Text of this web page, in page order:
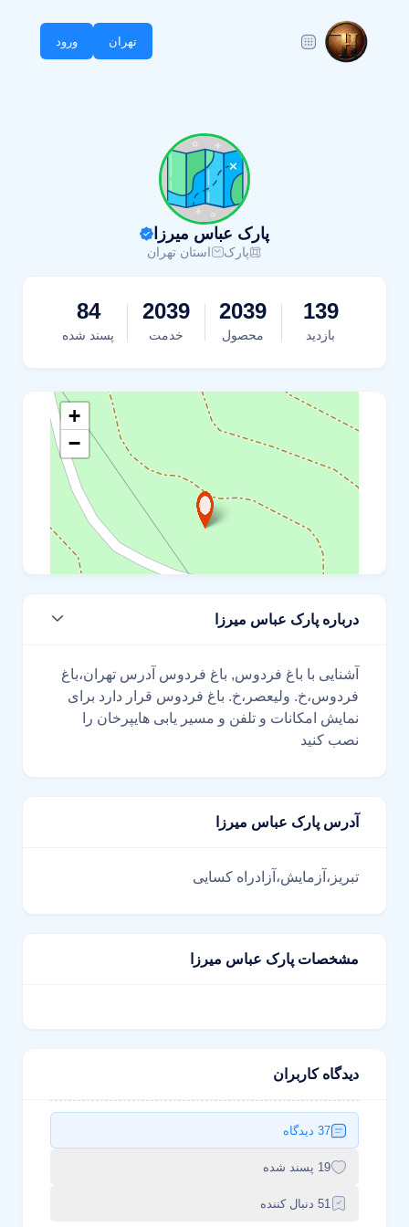
تهران ورود
پارک عباس میرزا
پارک استان تهران
139
بازدید
2039
محصول
2039
خدمت
84
پسند شده
+
−
درباره پارک عباس میرزا
آشنایی با باغ فردوس, باغ فردوس آدرس تهران،باغ
فردوس،خ. ولیعصر،خ. باغ فردوس قرار دارد برای
نمایش امکانات و تلفن و مسیر یابی هایپرخان را
نصب کنید
آدرس پارک عباس میرزا
تبریز،آزمایش،آزادراه کسایی
مشخصات پارک عباس میرزا
دیدگاه کاربران
37 دیدگاه
19 پسند شده
51 دنبال کننده